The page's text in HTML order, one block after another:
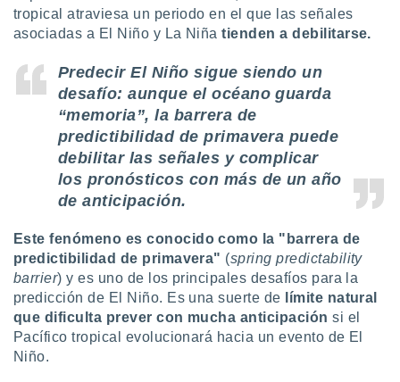
en
interés
Para
su
de
tropical atraviesa un periodo en el que las señales
asociadas a El Niño y La Niñatienden a debilitarse.
Predecir El Niño sigue siendo un
desafío: aunque el océano guarda
“memoria”, la barrera de
predictibilidad de primavera puede
debilitar las señales y complicar
los pronósticos con más de un año
de anticipación.
Este fenómeno es conocido como la "barrera de
predictibilidad de primavera" (spring predictability
barrier) y es uno de los principales desafíos para la
predicción de El Niño. Es una suerte de
límite natural
que dificulta prever con mucha anticipación si el
Pacífico tropical evolucionará hacia un evento de El
Niño.